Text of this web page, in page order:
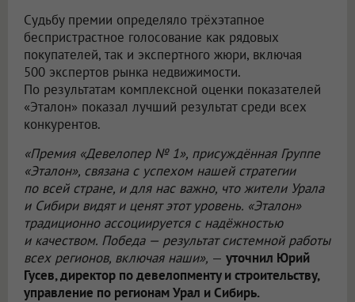
Судьбу премии определяло трёхэтапное
беспристрастное голосование как рядовых
покупателей, так и экспертного жюри, включая
500 экспертов рынка недвижимости.
По результатам комплексной оценки показателей
«Эталон» показал лучший результат среди всех
конкурентов.
«Премия «Девелопер № 1», присуждённая Группе
«Эталон», связана с успехом нашей стратегии
по всей стране, и для нас важно, что жители Урала
и Сибири видят и ценят этот уровень. «Эталон»
традиционно ассоциируется с надёжностью
и качеством. Победа — результат системной работы
всех регионов, включая наши», — уточнил Юрий
Гусев, директор по девелопменту и строительству,
управление по регионам Урал и Сибирь.